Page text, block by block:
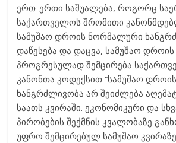
ერთ-ერთი საშუალება, როგორც
საქართველოს შრომითი
სამუშაო დროის ნორმალური
დაწესება და დაცვა, სამუშაო
პროგრესულად შემცირება
კანონთა კოდექსით “სამუშაო
ხანგრძლივობა არ შეიძლება
საათს კვირაში. ეკონომიკური და
პირობების შექმნის კვალობაზე
უფრო შემცირებულ სამუშაო